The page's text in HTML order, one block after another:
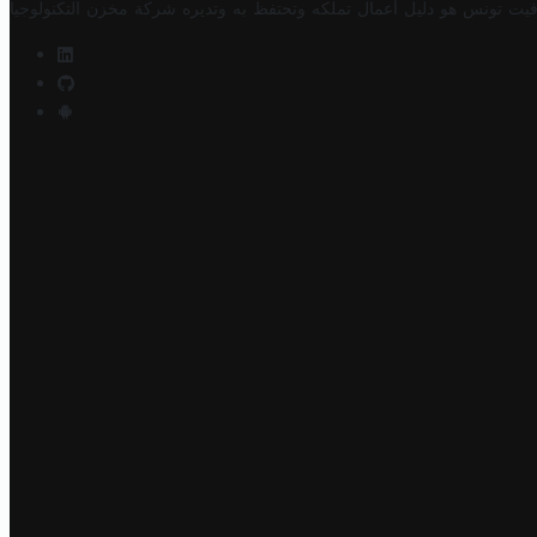
تونس هو دليل أعمال تملكه وتحتفظ به وتديره شركة مخزن التكنولوجيا